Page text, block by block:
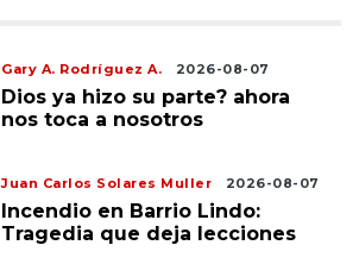
Gary A. Rodríguez A. 2026-08-07
Dios ya hizo su parte? ahora
nos toca a nosotros
Juan Carlos Solares Muller 2026-08-07
Incendio en Barrio Lindo:
Tragedia que deja lecciones